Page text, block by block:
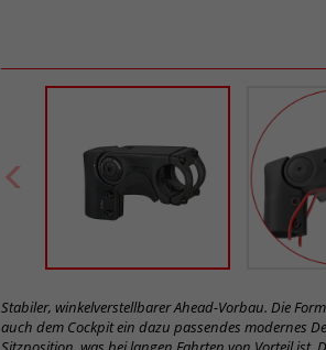
Stabiler, winkelverstellbarer Ahead-Vorbau. Die
auch dem Cockpit ein dazu passendes modernes